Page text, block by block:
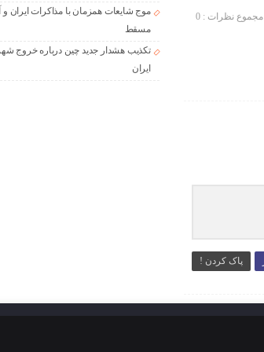
مجموع نظرات : 0
پاک کردن !
موج شایعات همزمان با مذاکرات ایران و
مسقط
تکذیب هشدار جدید چین درباره خروج
ایران